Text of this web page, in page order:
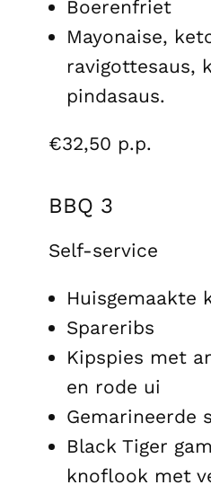
Boerenfriet
Mayonaise,
ravigottesaus,
pindasaus.
€32,50 p.p.
BBQ 3
Self-service
Huisgemaakte
Spareribs
Kipspies met
en rode ui
Gemarineerde
Black Tiger
knoflook met